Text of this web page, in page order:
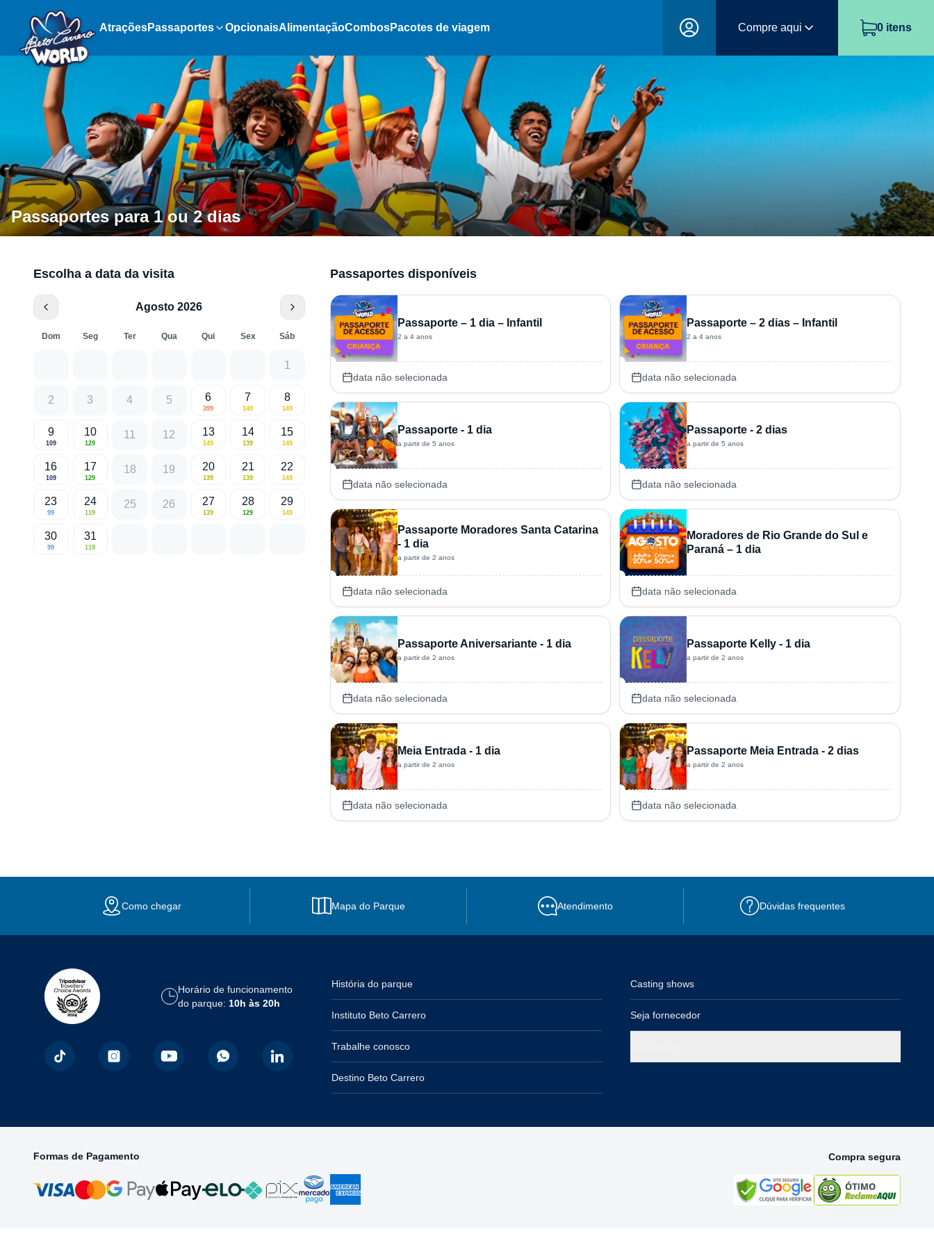
AtraçõesPassaportes OpcionaisAlimentaçãoCombosPacotes de viagem Compre aqui 0 itens
Passaportes para 1 ou 2 dias
Escolha a data da visita
Agosto 2026
Dom Seg Ter Qua Qui Sex Sáb
1
2 3 4 5 6
399
7
149
8
149
9
109
10
129
11 12 13
149
14
139
15
149
16
109
17
129
18 19 20
139
21
139
22
149
23
99
24
119
25 26 27
139
28
129
29
149
30
99
31
119
Passaportes disponíveis
Passaporte – 1 dia – Infantil
2 a 4 anos
data não selecionada
Passaporte – 2 dias – Infantil
2 a 4 anos
data não selecionada
Passaporte - 1 dia
a partir de 5 anos
data não selecionada
Passaporte - 2 dias
a partir de 5 anos
data não selecionada
Passaporte Moradores Santa Catarina
- 1 dia
a partir de 2 anos
data não selecionada
Moradores de Rio Grande do Sul e
Paraná – 1 dia
data não selecionada
Passaporte Aniversariante - 1 dia
a partir de 2 anos
data não selecionada
Passaporte Kelly - 1 dia
a partir de 2 anos
data não selecionada
Meia Entrada - 1 dia
a partir de 2 anos
data não selecionada
Passaporte Meia Entrada - 2 dias
a partir de 2 anos
data não selecionada
Como chegar Mapa do Parque Atendimento Dúvidas frequentes
Horário de funcionamento
do parque: 10h às 20h
História do parque
Instituto Beto Carrero
Trabalhe conosco
Destino Beto Carrero
Casting shows
Seja fornecedor
Formas de Pagamento Compra segura